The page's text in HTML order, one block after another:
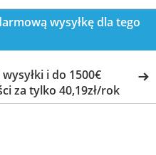
wysyłkę dla tego
wysyłki i do 1500€
za tylko 40,19zł/rok